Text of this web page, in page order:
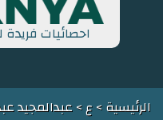
احصائيات
الرئيسية>ع>عبدالمجيد